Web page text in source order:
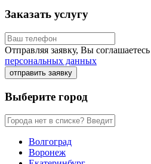
Заказать услугу
Отправляя заявку, Вы
персональных данных
отправить заявку
Выберите город
Волгоград
Воронеж